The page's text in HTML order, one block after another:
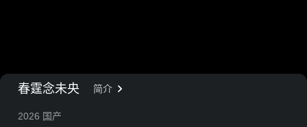
春霆念未央 简介
2026 国产